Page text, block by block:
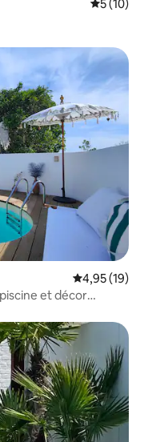
Note
5 (10)
Note
4,95 (19)
et décor